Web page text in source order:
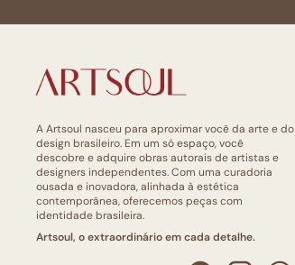
A Artsoul nasceu para aproximar você da arte e do
design brasileiro. Em um só espaço, você
descobre e adquire obras autorais de artistas e
designers independentes. Com uma curadoria
ousada e inovadora, alinhada à estética
contemporânea, oferecemos peças com
identidade brasileira.
Artsoul, o extraordinário em cada detalhe.